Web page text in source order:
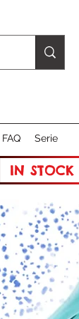
FAQ Serie
IN STOCK